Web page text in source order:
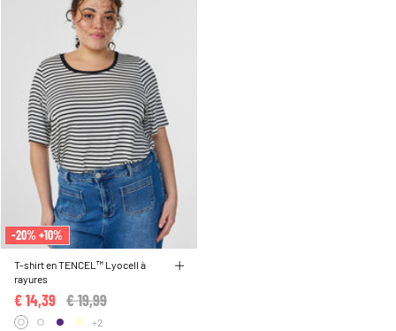
-20% +10%
T-shirt en TENCEL™ Lyocell à
rayures
Price reduced from
€ 19,99
€ 14,39
+2